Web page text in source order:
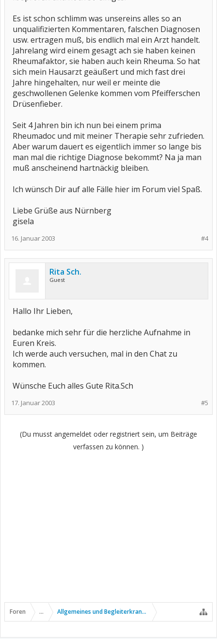
Es ist schon schlimm was unsereins alles so an
unqualifizierten Kommentaren, falschen Diagnosen
usw. ertragen muß, bis endlich mal ein Arzt handelt.
Jahrelang wird einem gesagt ach sie haben keinen
Rheumafaktor, sie haben auch kein Rheuma. So hat
sich mein Hausarzt geäußert und mich fast drei
Jahre hingehalten, nur weil er meinte die
geschwollenen Gelenke kommen vom Pfeifferschen
Drüsenfieber.
Seit 4 Jahren bin ich nun bei einem prima
Rheumadoc und mit meiner Therapie sehr zufrieden.
Aber warum dauert es eigentlich immer so lange bis
man mal die richtige Diagnose bekommt? Na ja man
muß anscheinend hartnäckig bleiben.
Ich wünsch Dir auf alle Fälle hier im Forum viel Spaß.
Liebe Grüße aus Nürnberg
gisela
#4
16. Januar 2003
Rita Sch.
Guest
Hallo Ihr Lieben,
bedanke mich sehr für die herzliche Aufnahme in
Euren Kreis.
Ich werde auch versuchen, mal in den Chat zu
kommen.
Wünsche Euch alles Gute Rita.Sch
#5
17. Januar 2003
(Du musst angemeldet oder registriert sein, um Beiträge
verfassen zu können. )
Foren ... Allgemeines und Begleiterkrankungen